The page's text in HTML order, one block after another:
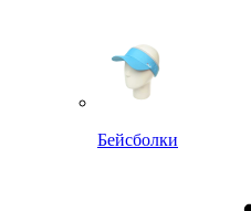
Бейсболки